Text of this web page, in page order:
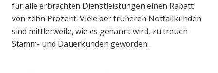
für alle erbrachten Dienstleistungen einen Rabatt
von zehn Prozent. Viele der früheren Notfallkunden
sind mittlerweile, wie es genannt wird, zu treuen
Stamm- und Dauerkunden geworden.